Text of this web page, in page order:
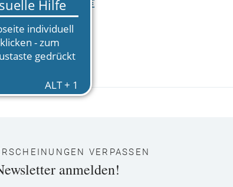
7,95 €
VERPASSEN
anmelden!